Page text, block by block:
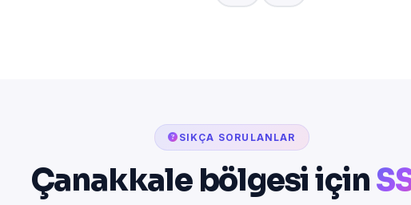
SIKÇA SORULANLAR
Çanakkale bölgesi için